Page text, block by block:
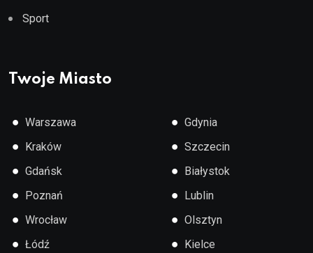
Sport
Twoje Miasto
● Warszawa
● Kraków
● Gdańsk
● Poznań
● Wrocław
● Łódź
● Gdynia
● Szczecin
● Białystok
● Lublin
● Olsztyn
● Kielce